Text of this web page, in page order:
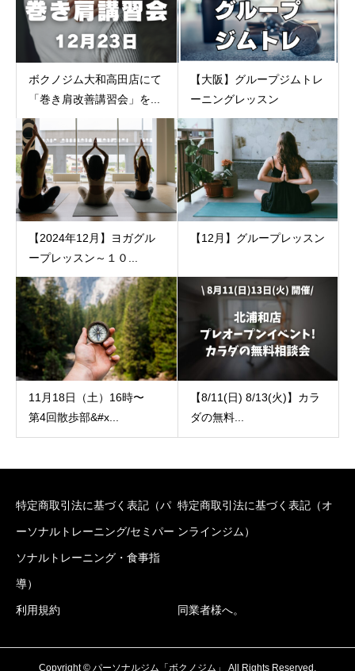
ボクノジム大和高田店にて
「巻き肩改善講習会」を...
【大阪】グループジムトレ
ーニングレッスン
【2024年12月】ヨガグル
ープレッスン～１０...
【12月】グループレッスン
11月18日（土）16時〜
第4回散歩部&#x...
【8/11(日) 8/13(火)】カラ
ダの無料...
特定商取引法に基づく表記（パ
ーソナルトレーニング/セミパー
ソナルトレーニング・食事指
導）
特定商取引法に基づく表記（オ
ンラインジム）
利用規約 同業者様へ。
Copyright © パーソナルジム「ボクノジム」 All Rights Reserved.